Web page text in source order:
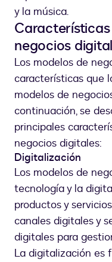
y la música.
negocios
Los modelos de
características que
modelos de
continuación, se
principales
negocios digitales:
Digitalización
Los modelos de
tecnología y la
productos y
canales digitales y
digitales para
La digitalización es